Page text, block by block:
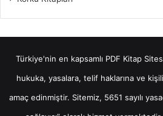
Türkiye'nin en kapsamlı PDF Kitap
hukuka, yasalara, telif haklarına ve
amaç edinmiştir. Sitemiz, 5651 sayılı